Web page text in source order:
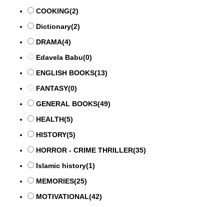
COOKING(2)
Dictionary(2)
DRAMA(4)
Edavela Babu(0)
ENGLISH BOOKS(13)
FANTASY(0)
GENERAL BOOKS(49)
HEALTH(5)
HISTORY(5)
HORROR - CRIME THRILLER(35)
Islamic history(1)
MEMORIES(25)
MOTIVATIONAL(42)